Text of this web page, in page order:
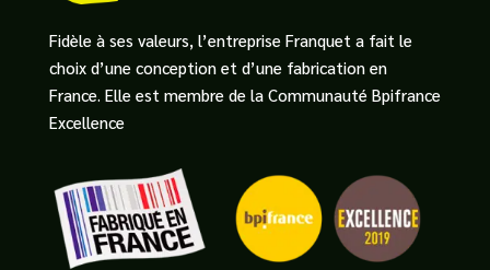
Fidèle à ses valeurs, l’entreprise Franquet a fait le
choix d’une conception et d’une fabrication en
France. Elle est membre de la Communauté Bpifrance
Excellence